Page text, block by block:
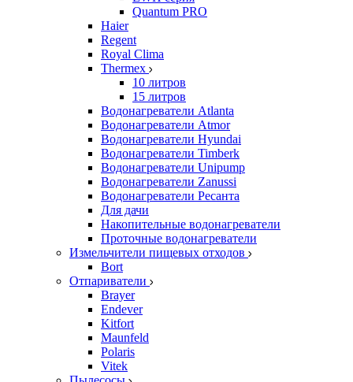
Quantum PRO
Haier
Regent
Royal Clima
Thermex
10 литров
15 литров
Водонагреватели Atlanta
Водонагреватели Atmor
Водонагреватели Hyundai
Водонагреватели Timberk
Водонагреватели Unipump
Водонагреватели Zanussi
Водонагреватели Ресанта
Для дачи
Накопительные водонагреватели
Проточные водонагреватели
Измельчители пищевых отходов
Bort
Отпариватели
Brayer
Endever
Kitfort
Maunfeld
Polaris
Vitek